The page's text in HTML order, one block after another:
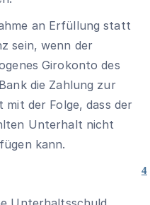
an Erfüllung statt
sein, wenn der
Girokonto des
die Zahlung zur
mit der Folge, dass der
Unterhalt nicht
kann.
4